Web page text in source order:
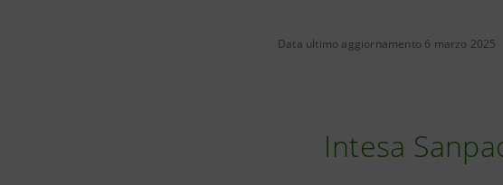
Data ultimo aggiornamento 6 marzo 2025
Intesa